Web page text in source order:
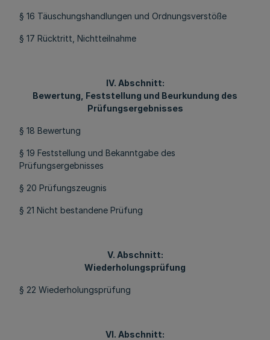
§ 16 Täuschungshandlungen und Ordnungsverstöße
§ 17 Rücktritt, Nichtteilnahme
IV. Abschnitt:
Bewertung, Feststellung und Beurkundung des
Prüfungsergebnisses
§ 18 Bewertung
§ 19 Feststellung und Bekanntgabe des
Prüfungsergebnisses
§ 20 Prüfungszeugnis
§ 21 Nicht bestandene Prüfung
V. Abschnitt:
Wiederholungsprüfung
§ 22 Wiederholungsprüfung
VI. Abschnitt: